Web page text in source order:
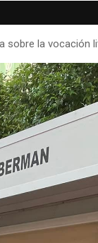
sobre la vocación